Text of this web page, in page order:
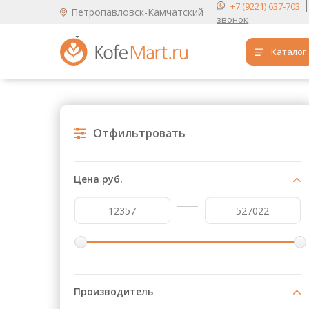
Петропавловск-Камчатский +7 (9221) 637-703
звонок
Каталог
Кофе
Продукты для HoReCa
Расходники для кофеен
Отфильтровать
Цена руб.
Производитель